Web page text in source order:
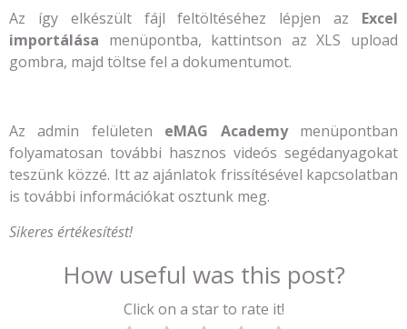
Az így elkészült fájl feltöltéséhez lépjen az Excel
importálása menüpontba, kattintson az XLS upload
gombra, majd töltse fel a dokumentumot.
Az admin felületen eMAG Academymenüpontban
folyamatosan további hasznos videós segédanyagokat
teszünk közzé. Itt az ajánlatok frissítésével kapcsolatban
is további információkat osztunk meg.
Sikeres értékesítést!
How useful was this post?
Click on a star to rate it!